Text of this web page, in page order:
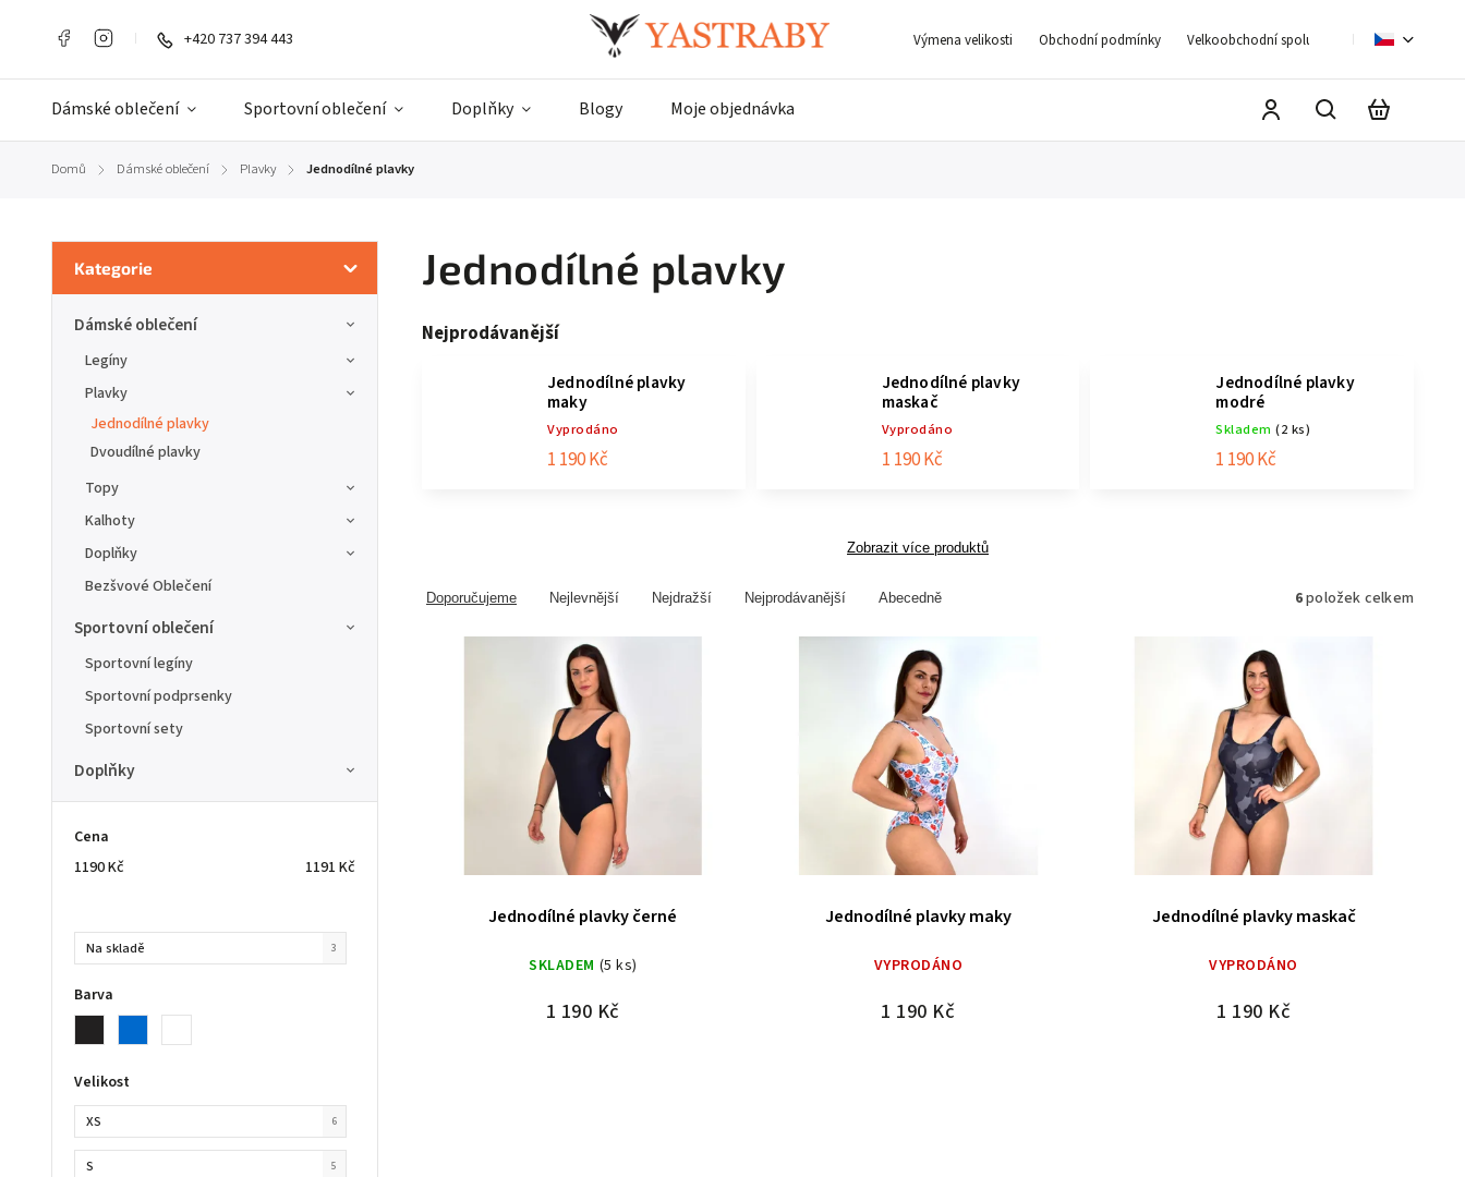
+420 737 394 443 Výmena velikosti Obchodní podmínky Velkoobchodní spolupráce Moje
Dámské oblečení Sportovní oblečení Doplňky Blogy Moje objednávka
Domů / Dámské oblečení / Plavky / Jednodílné plavky
Kategorie
Dámské oblečení
Legíny
Plavky
Jednodílné plavky
Dvoudílné plavky
Topy
Kalhoty
Doplňky
Bezšvové Oblečení
Sportovní oblečení
Sportovní legíny
Sportovní podprsenky
Sportovní sety
Doplňky
Cena
1190Kč 1191 Kč
Na skladě 3
Barva
Velikost
XS 6
S 5
Jednodílné plavky
Nejprodávanější
Jednodílné plavky
maky
Vyprodáno
1 190 Kč
Jednodílné plavky
maskač
Vyprodáno
1 190 Kč
Jednodílné plavky
modré
Skladem(2 ks)
1 190 Kč
Zobrazit více produktů
Doporučujeme Nejlevnější Nejdražší Nejprodávanější Abecedně 6položek celkem
Jednodílné plavky černé
SKLADEM (5 ks)
1 190 Kč
Jednodílné plavky maky
VYPRODÁNO
1 190 Kč
Jednodílné plavky maskač
VYPRODÁNO
1 190 Kč